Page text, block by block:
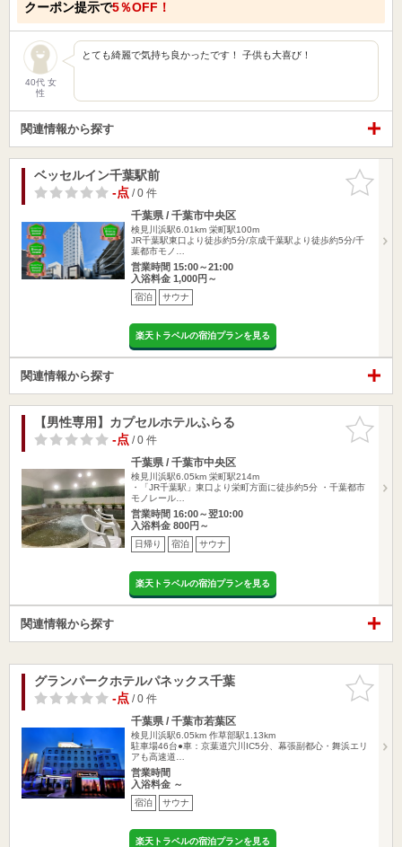
クーポン提示で5％OFF！
40代 女
性
とても綺麗で気持ち良かったです！ 子供も大喜び！
関連情報から探す
お気に入
りに追加
ベッセルイン千葉駅前
-点/ 0 件
千葉県 / 千葉市中央区
検見川浜駅6.01km 栄町駅100m
JR千葉駅東口より徒歩約5分/京成千葉駅より徒歩約5分/千
葉都市モノ…
営業時間 15:00～21:00
入浴料金 1,000円～
宿泊 サウナ
楽天トラベルの宿泊プランを見る
関連情報から探す
お気に入
りに追加
【男性専用】カプセルホテルふらる
-点/ 0 件
千葉県 / 千葉市中央区
検見川浜駅6.05km 栄町駅214m
・「JR千葉駅」東口より栄町方面に徒歩約5分 ・千葉都市
モノレール…
営業時間 16:00～翌10:00
入浴料金 800円～
日帰り 宿泊 サウナ
楽天トラベルの宿泊プランを見る
関連情報から探す
お気に入
りに追加
グランパークホテルパネックス千葉
-点/ 0 件
千葉県 / 千葉市若葉区
検見川浜駅6.05km 作草部駅1.13km
駐車場46台●車：京葉道穴川IC5分、幕張副都心・舞浜エリ
アも高速道…
営業時間
入浴料金 ～
宿泊 サウナ
楽天トラベルの宿泊プランを見る